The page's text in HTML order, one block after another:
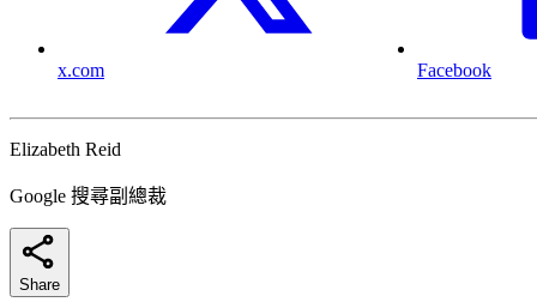
x.com Facebook
Elizabeth Reid
Google 搜尋副總裁
Share